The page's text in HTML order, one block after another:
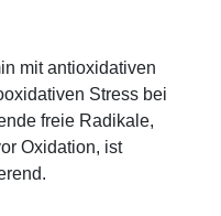
mit antioxidativen
Stress bei
freie Radikale,
Oxidation, ist